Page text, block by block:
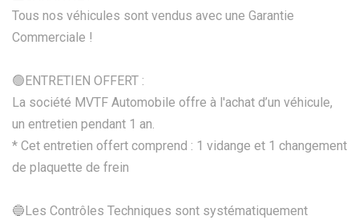
Tous nos véhicules sont vendus avec une Garantie
Commerciale !
🟢ENTRETIEN OFFERT :
La société MVTF Automobile offre à l'achat d’un véhicule,
un entretien pendant 1 an.
* Cet entretien offert comprend : 1 vidange et 1 changement
de plaquette de frein
🔵Les Contrôles Techniques sont systématiquement